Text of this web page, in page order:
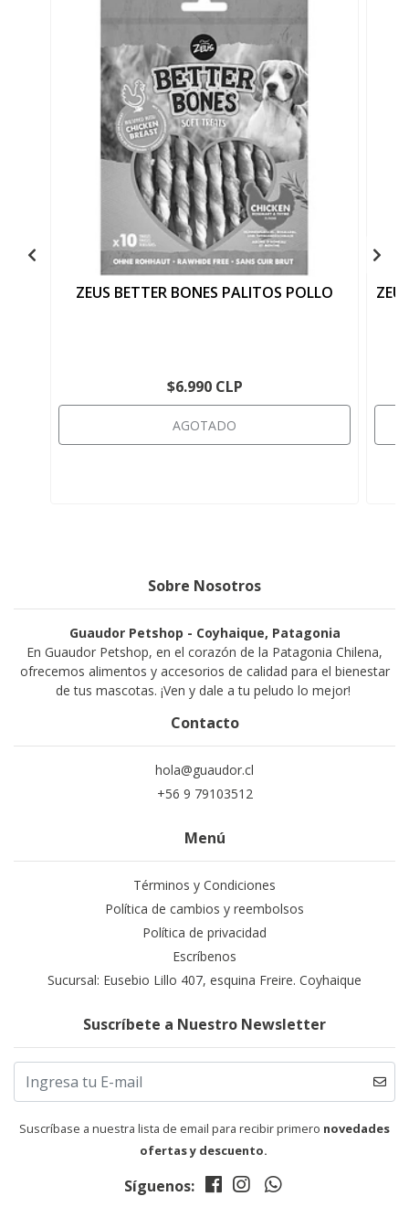
ZEUS BETTER BONES PALITOS POLLO
$6.990 CLP
AGOTADO
Sobre Nosotros
Guaudor Petshop - Coyhaique, Patagonia
En Guaudor Petshop, en el corazón de la Patagonia Chilena,
ofrecemos alimentos y accesorios de calidad para el bienestar
de tus mascotas. ¡Ven y dale a tu peludo lo mejor!
Contacto
hola@guaudor.cl
+56 9 79103512
Menú
Términos y Condiciones
Política de cambios y reembolsos
Política de privacidad
Escríbenos
Sucursal: Eusebio Lillo 407, esquina Freire. Coyhaique
Suscríbete a Nuestro Newsletter
Suscríbase a nuestra lista de email para recibir primero novedades
ofertas y descuento.
Síguenos: